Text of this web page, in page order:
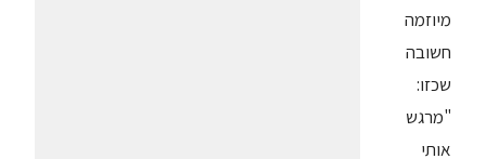
מיוזמה
חשובה
שכזו:
"מרגש
אותי